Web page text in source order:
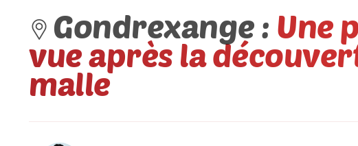
Gondrexange : Une
vue après la
malle